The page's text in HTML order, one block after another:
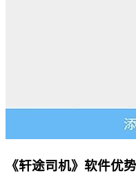
《轩途司机》软件优势